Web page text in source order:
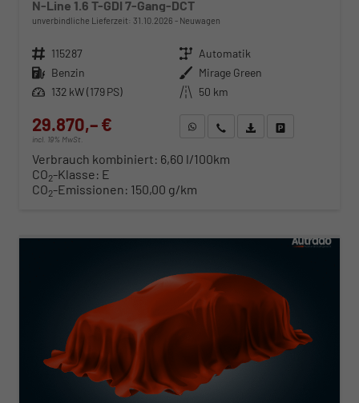
N-Line 1.6 T-GDI 7-Gang-DCT
unverbindliche Lieferzeit: 31.10.2026 Neuwagen
Fahrzeugnr. 115287 Getriebe Automatik
Kraftstoff Benzin Außenfarbe Mirage Green
Leistung 132 kW (179 PS) Kilometerstand 50 km
29.870,– €
incl. 19% MwSt.
WhatsApp anfragen
Wir rufen Sie anFahrzeugexposé (PDF)
Verbrauch kombiniert: 6,60 l/100km
CO2-Klasse: E
CO2-Emissionen: 150,00 g/km